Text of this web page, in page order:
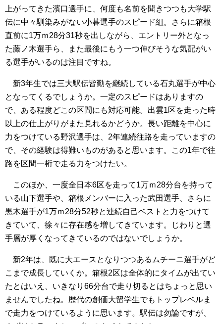
上がってきた濱口選手に、何度も名前を聞きつつも大学駅
伝に中々馴染みがない小暮選手のスピード組。さらに箱根
直前に1万ｍ28分31秒を出しながら、エントリー外となっ
た藤ノ木選手ら、また最後にもう一つ伸びそうな気配がい
る選手がいるのは注目ですね。
新3年生では三大駅伝皆勤を継続している石丸選手が中心
となってくるでしょうか。一定のスピードはありますの
で、ある程度どこの区間にも対応可能。出雲1区を走った時
以上の仕上がりがまた見れるかどうか。長い距離を中心に
力をつけている野沢選手は、2年連続往路を走っていますの
で、その経験は得難いものがあると思います。この1年で往
路を区間一桁で走る力をつけたい。
このほか、一度全日本6区を走って1万ｍ28分台を持って
いる山下選手や、箱根メンバーに入った武田選手、さらに
黒木選手が1万ｍ28分52秒と連続自己ベストと力をつけて
きていて、徐々に存在感を増してきています。じわりと選
手層が厚くなってきているのではないでしょうか。
新2年は、既に大エースとなりつつあるムチーニ選手がど
こまで成長していくか。箱根2区は全体的にタイムが出てい
たとはいえ、いきなり66分台で走り切るとはちょっと思い
ませんでしたね。歴代の創価大留学生でもトップレベルま
で走力をつけているように思います。駅伝は勿論ですが、